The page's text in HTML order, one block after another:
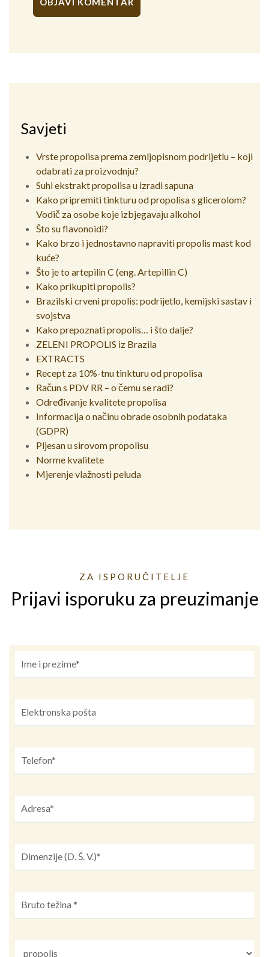
Savjeti
Vrste propolisa prema zemljopisnom podrijetlu – koji
odabrati za proizvodnju?
Suhi ekstrakt propolisa u izradi sapuna
Kako pripremiti tinkturu od propolisa s glicerolom?
Vodič za osobe koje izbjegavaju alkohol
Što su flavonoidi?
Kako brzo i jednostavno napraviti propolis mast kod
kuće?
Što je to artepilin C (eng. Artepillin C)
Kako prikupiti propolis?
Brazilski crveni propolis: podrijetlo, kemijski sastav i
svojstva
Kako prepoznati propolis… i što dalje?
ZELENI PROPOLIS iz Brazila
EXTRACTS
Recept za 10%-tnu tinkturu od propolisa
Račun s PDV RR – o čemu se radi?
Određivanje kvalitete propolisa
Informacija o načinu obrade osobnih podataka
(GDPR)
Pljesan u sirovom propolisu
Norme kvalitete
Mjerenje vlažnosti peluda
ZA ISPORUČITELJE
Prijavi isporuku za preuzimanje